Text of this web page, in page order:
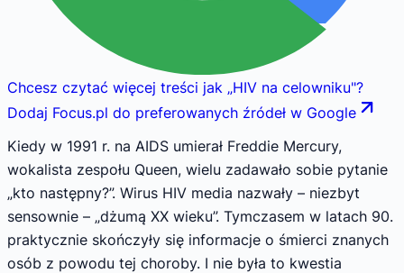
Chcesz czytać więcej treści jak „HIV na celowniku"?
Dodaj Focus.pl do preferowanych źródeł w Google
Kiedy w 1991 r. na AIDS umierał Freddie Mercury,
wokalista zespołu Queen, wielu zadawało sobie pytanie
„kto następny?”. Wirus HIV media nazwały – niezbyt
sensownie – „dżumą XX wieku”. Tymczasem w latach 90.
praktycznie skończyły się informacje o śmierci znanych
osób z powodu tej choroby. I nie była to kwestia